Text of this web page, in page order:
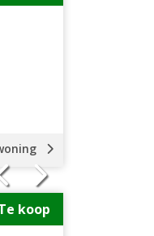
koop